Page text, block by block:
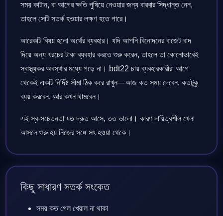
সময় কাটান, বা আগের ক্ষতি পুষিয়ে নেওয়ার জন্য বারবার সিদ্ধান্ত নেন,
তাহলে সেটি সতর্ক হওয়ার লক্ষণ হতে পারে।
আরেকটি বিষয় হলো অর্থের ব্যবহার। যদি আপনি বিনোদনের বাজেট বাদ
দিয়ে অন্য খরচের টাকা ব্যবহার করতে শুরু করেন, তাহলে তা কোনোভাবেই
স্বাস্থ্যকর অবস্থার মধ্যে পড়ে না। bdt22 চায় ব্যবহারকারীরা আগে
থেকেই একটি নির্দিষ্ট সীমা ঠিক করে রাখুন—আজ কত সময় দেবেন, কতটুকু
ব্যয় করবেন, আর কখন থামবেন।
এই স্ব-সচেতনতা যত দ্রুত আসে, তত ভালো। কারণ দায়িত্বশীল খেলা
আসলে শুরু হয় নিজের সঙ্গে সৎ হওয়া থেকে।
কিছু সাধারণ সতর্ক সংকেত
সময় কত গেল খেয়াল না থাকা